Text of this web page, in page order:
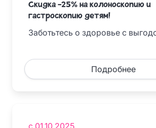
Скидка -25% на колоноскопию и
гастроскопию детям!
Заботьтесь о здоровье с
Подробнее
с 01.10.2025